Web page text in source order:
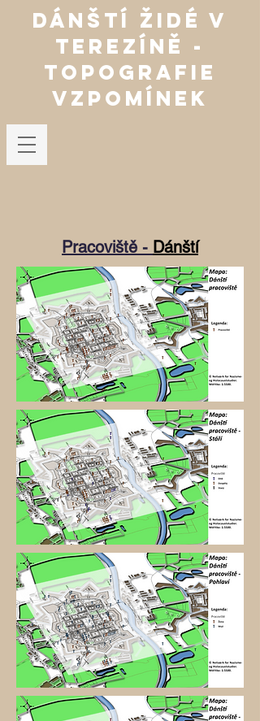
Dánští Židé v
TerezínĚ -
Topografie
vzpomínek
Pracoviště - Dánští